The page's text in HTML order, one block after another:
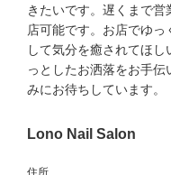
きたいです。遅くまで
店可能です。お店でゆ
して気分を癒されてほ
っとしたお洒落をお手
みにお待ちしています。
Lono Nail Salon